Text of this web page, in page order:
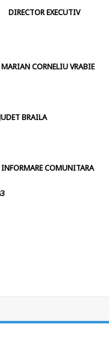
EXECUTIV
CORNELIU VRABIE
JUDET BRAILA
INFORMARE COMUNITARA